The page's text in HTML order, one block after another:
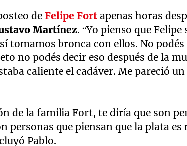
deFelipe Fort apenas horas
Martínez. “Yo pienso que Felipe
tomamos bronca con ellos. No podés
no podés decir eso después de la
caliente el cadáver. Me pareció un
de la familia Fort, te diría que son
personas que piensan que la plata es
Pablo.